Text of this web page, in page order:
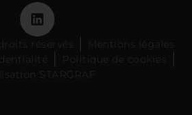
réservés
Mentions légales
Politique de cookies
STARGRAF